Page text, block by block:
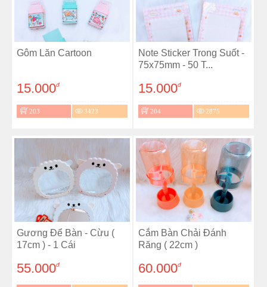
Gôm Lăn Cartoon
15.000đ
203 3423
Note Sticker Trong Suốt -
75x75mm - 50 T...
15.000đ
204 2875
Gương Để Bàn - Cừu (
17cm ) - 1 Cái
55.000đ
Cắm Bàn Chải Đánh
Răng ( 22cm )
60.000đ